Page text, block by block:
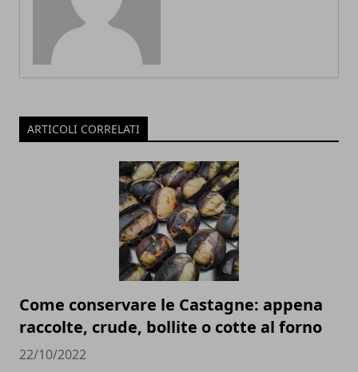
ARTICOLI CORRELATI
Come conservare le Castagne: appena
raccolte, crude, bollite o cotte al forno
22/10/2022